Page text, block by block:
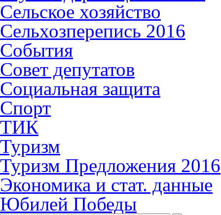
Сельское хозяйство
Сельхозперепись 2016
События
Совет депутатов
Социальная защита
Спорт
ТИК
Туризм
Туризм Предложения 2016
Экономика и стат. данные
Юбилей Победы